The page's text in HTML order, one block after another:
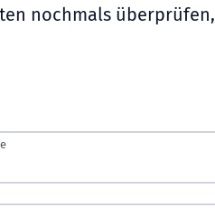
nochmals überprüfen,